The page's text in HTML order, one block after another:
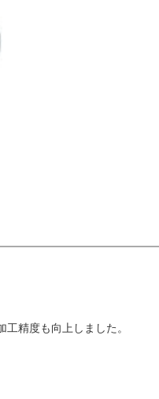
精度も向上しました。